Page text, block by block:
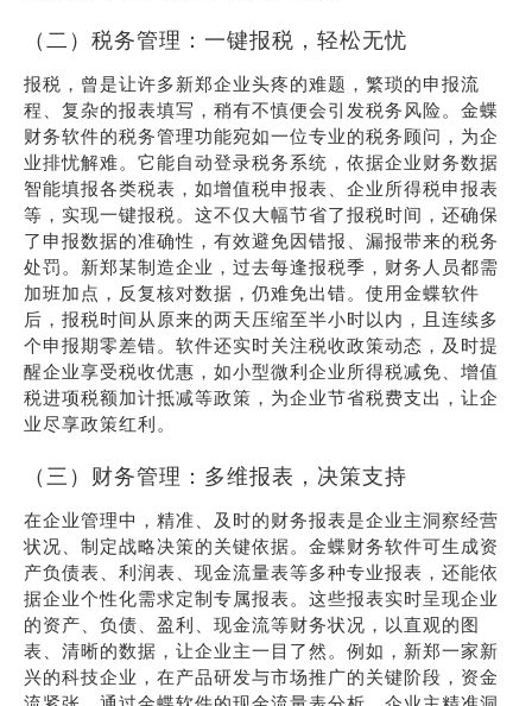
（二）税务管理：一键报税，轻松无忧
报税，曾是让许多新郑企业头疼的难题，繁琐的申报流
程、复杂的报表填写，稍有不慎便会引发税务风险。金蝶
财务软件的税务管理功能宛如一位专业的税务顾问，为企
业排忧解难。它能自动登录税务系统，依据企业财务数据
智能填报各类税表，如增值税申报表、企业所得税申报表
等，实现一键报税。这不仅大幅节省了报税时间，还确保
了申报数据的准确性，有效避免因错报、漏报带来的税务
处罚。新郑某制造企业，过去每逢报税季，财务人员都需
加班加点，反复核对数据，仍难免出错。使用金蝶软件
后，报税时间从原来的两天压缩至半小时以内，且连续多
个申报期零差错。软件还实时关注税收政策动态，及时提
醒企业享受税收优惠，如小型微利企业所得税减免、增值
税进项税额加计抵减等政策，为企业节省税费支出，让企
业尽享政策红利。
（三）财务管理：多维报表，决策支持
在企业管理中，精准、及时的财务报表是企业主洞察经营
状况、制定战略决策的关键依据。金蝶财务软件可生成资
产负债表、利润表、现金流量表等多种专业报表，还能依
据企业个性化需求定制专属报表。这些报表实时呈现企业
的资产、负债、盈利、现金流等财务状况，以直观的图
表、清晰的数据，让企业主一目了然。例如，新郑一家新
兴的科技企业，在产品研发与市场推广的关键阶段，资金